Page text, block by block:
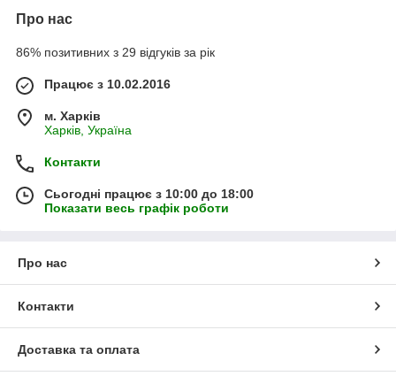
Про нас
86% позитивних з 29 відгуків за рік
Працює з 10.02.2016
м. Харків
Харків, Україна
Контакти
Сьогодні працює з 10:00 до 18:00
Показати весь графік роботи
Про нас
Контакти
Доставка та оплата